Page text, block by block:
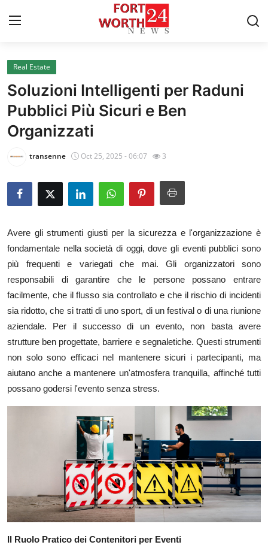
Home
Press Release
Contact
About
Health
Submit Press Release
Guest Posting
Crypto
Advertise with US
General
Real Estate
Soluzioni Intelligenti per Raduni
Pubblici Più Sicuri e Ben
Organizzati
transenne Oct 25, 2025 - 06:07 3
Avere gli strumenti giusti per la sicurezza e l'organizzazione è
fondamentale nella società di oggi, dove gli eventi pubblici sono
più frequenti e variegati che mai. Gli organizzatori sono
responsabili di garantire che le persone possano entrare
facilmente, che il flusso sia controllato e che il rischio di incidenti
sia ridotto, che si tratti di uno sport, di un festival o di una riunione
aziendale. Per il successo di un evento, non basta avere
strutture ben progettate, barriere e segnaletiche. Questi strumenti
non solo sono efficaci nel mantenere sicuri i partecipanti, ma
aiutano anche a mantenere un'atmosfera tranquilla, affinché tutti
possano godersi l'evento senza stress.
Il Ruolo Pratico dei Contenitori per Eventi